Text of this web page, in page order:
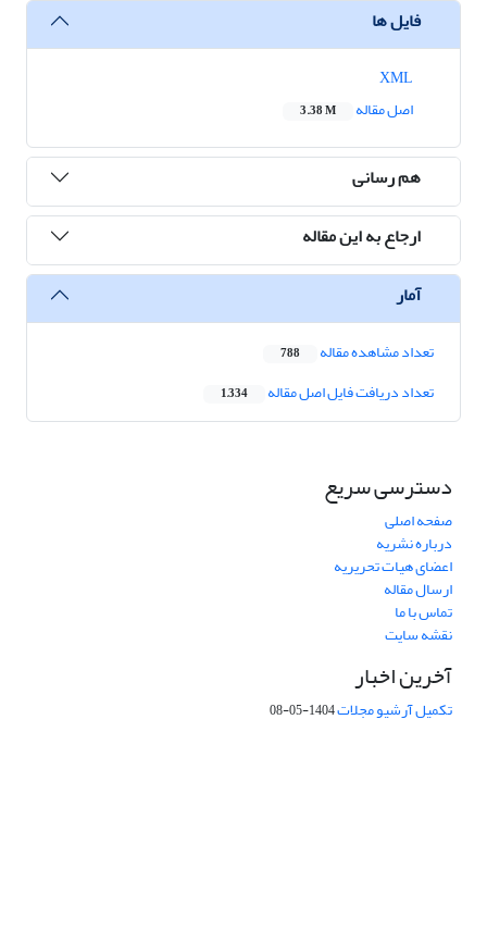
فایل ها
اصل مقاله
3.38 M
هم رسانی
ارجاع به این مقاله
آمار
تعداد مشاهده مقاله 788
تعداد دریافت فایل اصل مقاله 1,334
دسترسی سریع
صفحه اصلی
درباره نشریه
اعضای هیات تحریریه
ارسال مقاله
تماس با ما
نقشه سایت
آخرین اخبار
تکمیل آرشیو مجلات1404-05-08